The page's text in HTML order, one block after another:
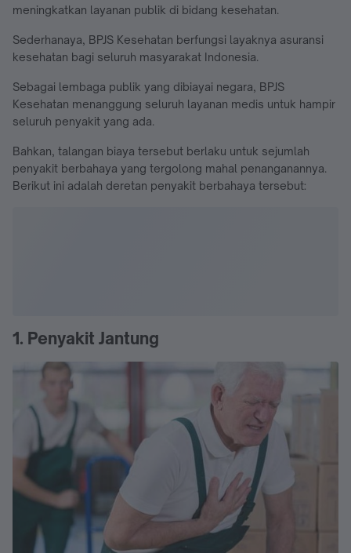
meningkatkan layanan publik di bidang kesehatan.
Sederhanaya, BPJS Kesehatan berfungsi layaknya asuransi
kesehatan bagi seluruh masyarakat Indonesia.
Sebagai lembaga publik yang dibiayai negara, BPJS
Kesehatan menanggung seluruh layanan medis untuk hampir
seluruh penyakit yang ada.
Bahkan, talangan biaya tersebut berlaku untuk sejumlah
penyakit berbahaya yang tergolong mahal penanganannya.
Berikut ini adalah deretan penyakit berbahaya tersebut:
1. Penyakit Jantung